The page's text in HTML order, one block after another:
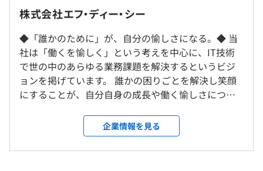
ド』
https://www.fdc-inc.co.jp/solution/fdccloud/
・Androidアプリ『なぞれ！イノウさんと全国測量の旅』
《キャリアアップフロー》
各人が目指すキャリアアップを実現するために、下記のス
テップで能力向上をおこないます。
東京、茨城、その他首都圏のプロジェクト先での勤務とな
ります。
受動喫煙防止措置に関する事項
従業員に対する受動喫煙対策：あり（屋内禁煙）
JR 「秋葉原」駅 中央改札より徒歩4分
つくばエクスプレス「秋葉原」駅 A1出口より徒歩4分
インターンのためなし
保険加入は任意（災害傷害保険、損害賠償責任保険）
※費用は自己負担
研修の有無及び内容
■SE教育（上級、中級、初級）
■情報処理技術者教育
■階層別教育
■内定者研修
■新入社員研修（技術教育、ビジネススキル教育、社内規
程教育、安全衛生教育等）
株式会社エフ・ディー・シー
◆「誰かのために」が、自分の愉しさになる。◆ 当
社は「働くを愉しく」という考えを中心に、IT技術
で世の中のあらゆる業務課題を解決するというビジ
ョンを掲げています。 誰かの困りごとを解決し笑顔
にすることが、自分自身の成長や働く愉しさにつな
愉しみ成長し活躍できるような環境を大切にしてい
方向性や事業方針、やりたいことを自分たちの手で
企業情報を見る